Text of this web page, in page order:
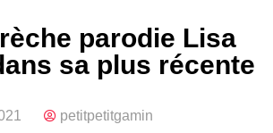
parodie Lisa
sa plus récente
petitpetitgamin